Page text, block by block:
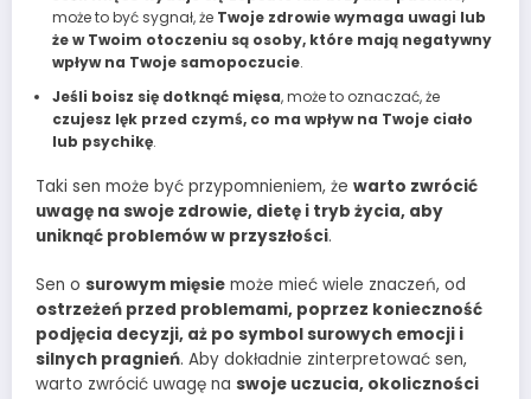
może to być sygnał, że Twoje zdrowie wymaga uwagi lub
że w Twoim otoczeniu są osoby, które mają negatywny
wpływ na Twoje samopoczucie.
Jeśli boisz się dotknąć mięsa, może to oznaczać, że
czujesz lęk przed czymś, co ma wpływ na Twoje ciało
lub psychikę.
Taki sen może być przypomnieniem, że warto zwrócić
uwagę na swoje zdrowie, dietę i tryb życia, aby
uniknąć problemów w przyszłości.
Sen o surowym mięsie może mieć wiele znaczeń, od
ostrzeżeń przed problemami, poprzez konieczność
podjęcia decyzji, aż po symbol surowych emocji i
silnych pragnień. Aby dokładnie zinterpretować sen,
warto zwrócić uwagę na swoje uczucia, okoliczności